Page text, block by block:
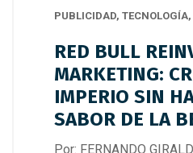
PUBLICIDAD, TECNOLOGÍA,
RED BULL
MARKETING:
IMPERIO SIN
SABOR DE LA
Por: FERNANDO